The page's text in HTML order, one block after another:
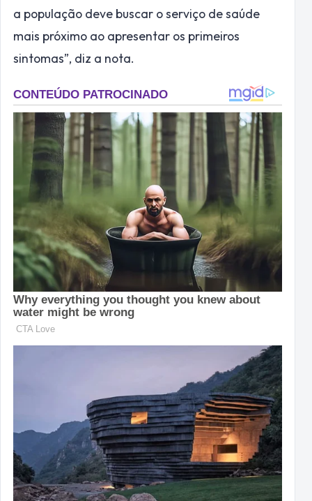
a população deve buscar o serviço de saúde
mais próximo ao apresentar os primeiros
sintomas”, diz a nota.